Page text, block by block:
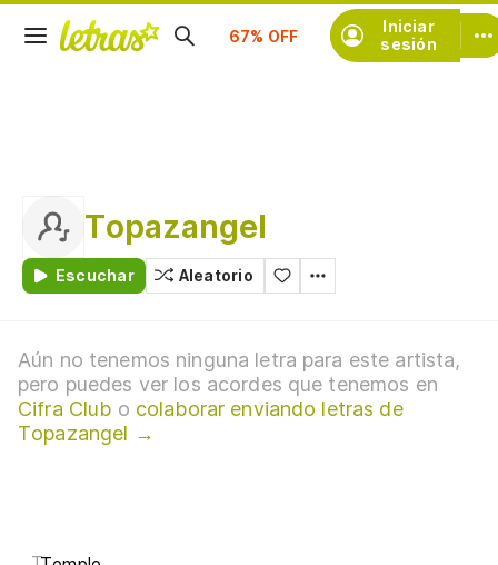
Iniciar
sesión
Suscríbete
Topazangel
Escuchar Aleatorio
Aún no tenemos ninguna letra para este artista,
pero puedes ver los acordes que tenemos en
Cifra Club o colaborar enviando letras de
Topazangel →